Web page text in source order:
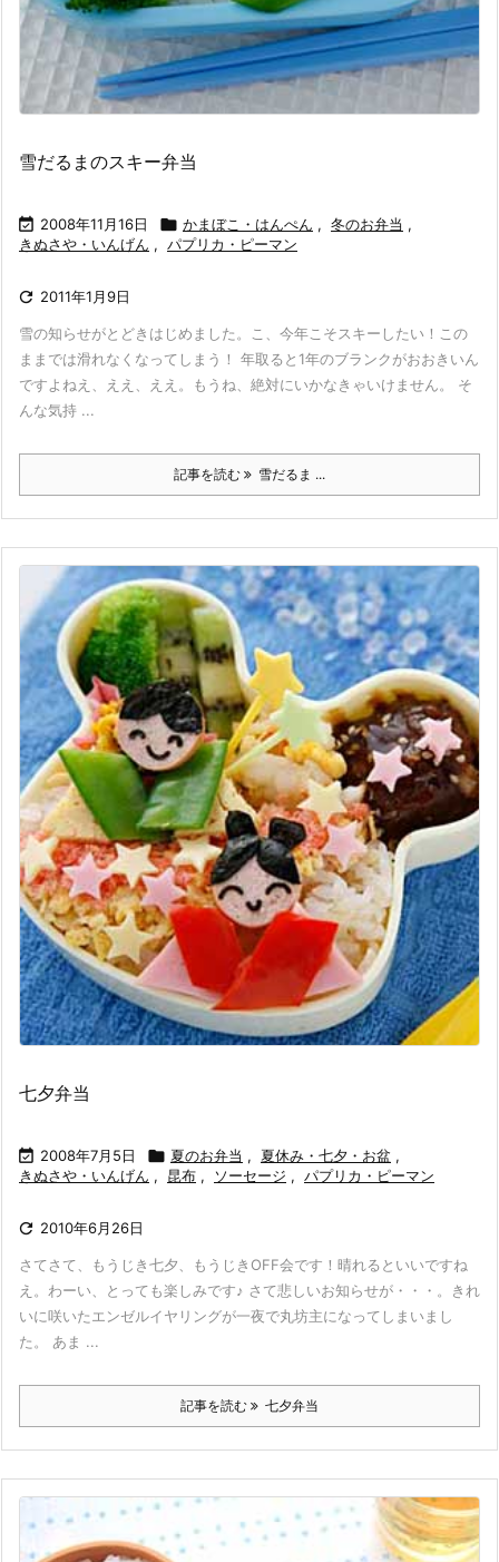
雪だるまのスキー弁当
 2008年11月16日  かまぼこ・はんぺん , 冬のお弁当 ,
きぬさや・いんげん , パプリカ・ピーマン
 2011年1月9日
雪の知らせがとどきはじめました。こ、今年こそスキーしたい！この
ままでは滑れなくなってしまう！ 年取ると1年のブランクがおおきいん
ですよねえ、ええ、ええ。もうね、絶対にいかなきゃいけません。 そ
んな気持 ...
記事を読む 雪だるま ...
七夕弁当
 2008年7月5日  夏のお弁当 , 夏休み・七夕・お盆 ,
きぬさや・いんげん , 昆布 , ソーセージ , パプリカ・ピーマン
 2010年6月26日
さてさて、もうじき七夕、もうじきOFF会です！晴れるといいですね
え。わーい、とっても楽しみです♪ さて悲しいお知らせが・・・。きれ
いに咲いたエンゼルイヤリングが一夜で丸坊主になってしまいまし
た。 あま ...
記事を読む 七夕弁当